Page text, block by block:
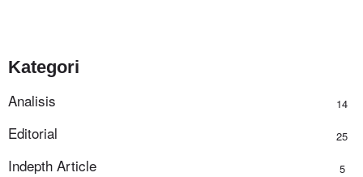
Kategori
Analisis
14
Editorial 25
Indepth Article 5